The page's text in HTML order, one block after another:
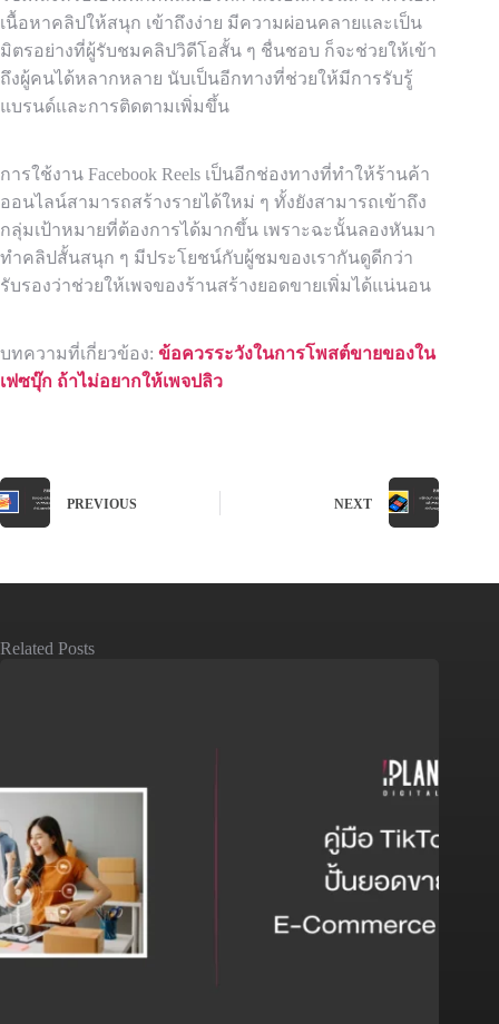
เนื้อหาคลิปให้สนุก เข้าถึงง่าย มีความผ่อนคลายและเป็น
มิตรอย่างที่ผู้รับชมคลิปวิดีโอสั้น ๆ ชื่นชอบ ก็จะช่วยให้เข้า
ถึงผู้คนได้หลากหลาย นับเป็นอีกทางที่ช่วยให้มีการรับรู้
แบรนด์และการติดตามเพิ่มขึ้น
การใช้งาน Facebook Reels เป็นอีกช่องทางที่ทำให้ร้านค้า
ออนไลน์สามารถสร้างรายได้ใหม่ ๆ ทั้งยังสามารถเข้าถึง
กลุ่มเป้าหมายที่ต้องการได้มากขึ้น เพราะฉะนั้นลองหันมา
ทำคลิปสั้นสนุก ๆ มีประโยชน์กับผู้ชมของเรากันดูดีกว่า
รับรองว่าช่วยให้เพจของร้านสร้างยอดขายเพิ่มได้แน่นอน
บทความที่เกี่ยวข้อง: ข้อควรระวังในการโพสต์ขายของใน
เฟซบุ๊ก ถ้าไม่อยากให้เพจปลิว
PREVIOUS NEXT
Related Posts